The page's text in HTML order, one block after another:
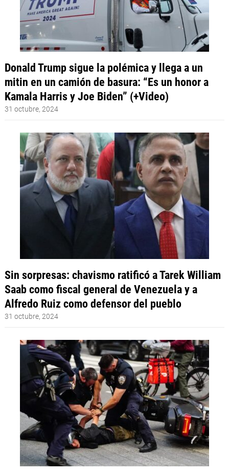
Donald Trump sigue la polémica y llega a un
mitin en un camión de basura: “Es un honor a
Kamala Harris y Joe Biden” (+Video)
31 octubre, 2024
Sin sorpresas: chavismo ratificó a Tarek William
Saab como fiscal general de Venezuela y a
Alfredo Ruiz como defensor del pueblo
31 octubre, 2024